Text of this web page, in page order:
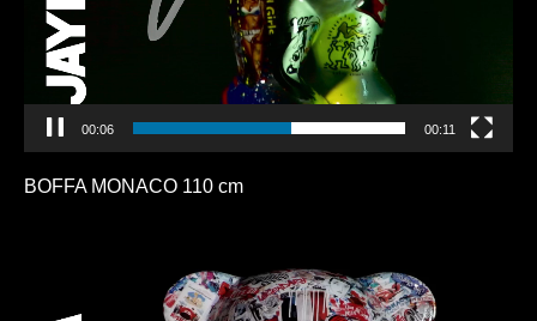
00:10 00:11
BOFFA MONACO 110 cm